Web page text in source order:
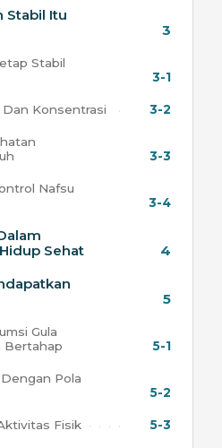
Stabil Itu
3
Stabil
3-1
Konsentrasi 3-2
3-3
Nafsu
3-4
Sehat
4
5
Gula
Bertahap
5-1
Pola
5-2
Fisik 5-3